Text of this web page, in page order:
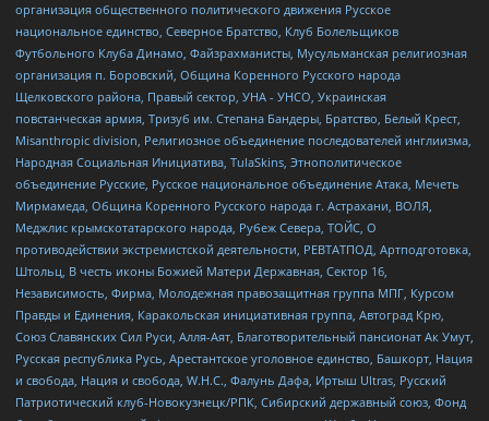
организация общественного политического движения Русское
национальное единство, Северное Братство, Клуб Болельщиков
Футбольного Клуба Динамо, Файзрахманисты, Мусульманская религиозная
организация п. Боровский, Община Коренного Русского народа
Щелковского района, Правый сектор, УНА - УНСО, Украинская
повстанческая армия, Тризуб им. Степана Бандеры, Братство, Белый Крест,
Misanthropic division, Религиозное объединение последователей инглиизма,
Народная Социальная Инициатива, TulaSkins, Этнополитическое
объединение Русские, Русское национальное объединение Атака, Мечеть
Мирмамеда, Община Коренного Русского народа г. Астрахани, ВОЛЯ,
Меджлис крымскотатарского народа, Рубеж Севера, ТОЙС, О
противодействии экстремистской деятельности, РЕВТАТПОД, Артподготовка,
Штольц, В честь иконы Божией Матери Державная, Сектор 16,
Независимость, Фирма, Молодежная правозащитная группа МПГ, Курсом
Правды и Единения, Каракольская инициативная группа, Автоград Крю,
Союз Славянских Сил Руси, Алля-Аят, Благотворительный пансионат Ак Умут,
Русская республика Русь, Арестантское уголовное единство, Башкорт, Нация
и свобода, Нация и свобода, W.H.С., Фалунь Дафа, Иртыш Ultras, Русский
Патриотический клуб-Новокузнецк/РПК, Сибирский державный союз, Фонд